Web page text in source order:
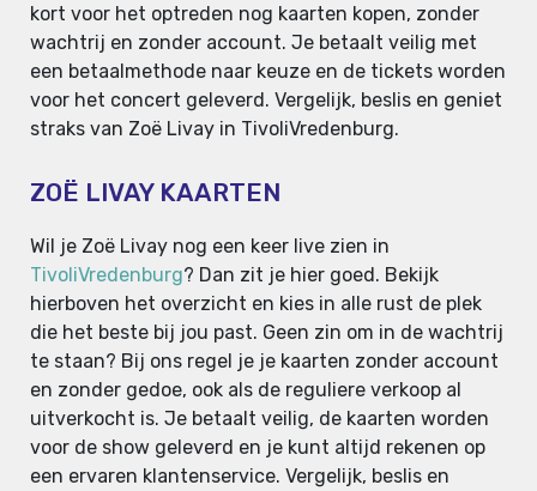
kort voor het optreden nog kaarten kopen, zonder
wachtrij en zonder account. Je betaalt veilig met
een betaalmethode naar keuze en de tickets worden
voor het concert geleverd. Vergelijk, beslis en geniet
straks van Zoë Livay in TivoliVredenburg.
ZOË LIVAY KAARTEN
Wil je Zoë Livay nog een keer live zien in
TivoliVredenburg? Dan zit je hier goed. Bekijk
hierboven het overzicht en kies in alle rust de plek
die het beste bij jou past. Geen zin om in de wachtrij
te staan? Bij ons regel je je kaarten zonder account
en zonder gedoe, ook als de reguliere verkoop al
uitverkocht is. Je betaalt veilig, de kaarten worden
voor de show geleverd en je kunt altijd rekenen op
een ervaren klantenservice. Vergelijk, beslis en